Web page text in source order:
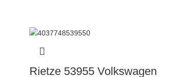
Rietze 53955 Volkswagen